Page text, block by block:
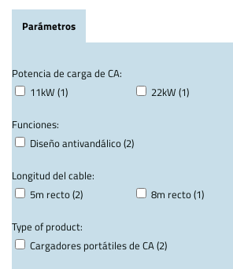
Parámetros
Potencia de carga de CA:
11kW (1)
22kW (1)
Funciones:
Diseño antivandálico (2)
Longitud del cable:
5m recto (2)
8m recto (1)
Type of product:
Cargadores portátiles de CA (2)